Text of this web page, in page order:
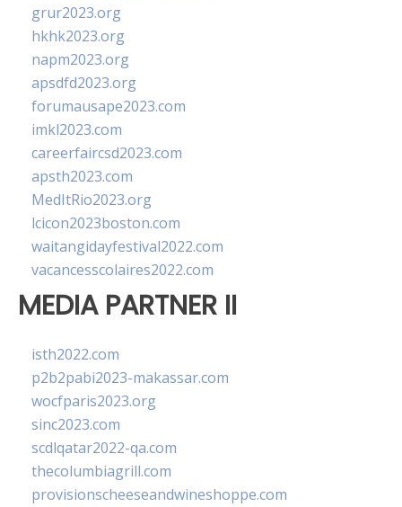
grur2023.org
hkhk2023.org
napm2023.org
apsdfd2023.org
forumausape2023.com
imkl2023.com
careerfaircsd2023.com
apsth2023.com
MedItRio2023.org
lcicon2023boston.com
waitangidayfestival2022.com
vacancesscolaires2022.com
MEDIA PARTNER II
isth2022.com
p2b2pabi2023-makassar.com
wocfparis2023.org
sinc2023.com
scdlqatar2022-qa.com
thecolumbiagrill.com
provisionscheeseandwineshoppe.com